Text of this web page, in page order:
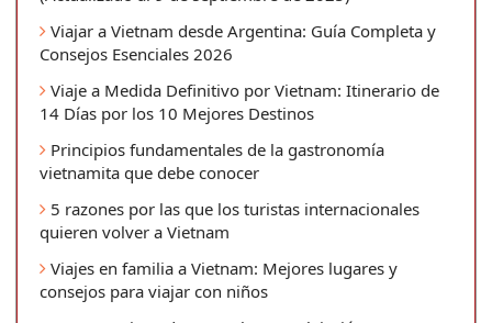
Viajar a Vietnam desde Argentina: Guía Completa y
Consejos Esenciales 2026
Viaje a Medida Definitivo por Vietnam: Itinerario de
14 Días por los 10 Mejores Destinos
Principios fundamentales de la gastronomía
vietnamita que debe conocer
5 razones por las que los turistas internacionales
quieren volver a Vietnam
Viajes en familia a Vietnam: Mejores lugares y
consejos para viajar con niños